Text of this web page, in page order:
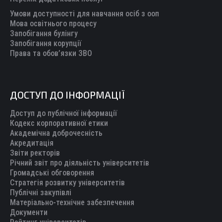
Умови доступності для навчання осіб з ооп
Мова освітнього процесу
Запобігання булінгу
Запобігання корупції
Права та обов’язки ЗВО
ДОСТУП ДО ІНФОРМАЦІЇ
Доступ до публічної інформації
Кодекс корпоративної етики
Академічна доброчесність
Акредитація
Звіти ректорів
Річний звіт про діяльність університетів
Громадські обговорення
Стратегія розвитку університетів
Публічні закупівлі
Матеріально-технічне забезпечення
Документи